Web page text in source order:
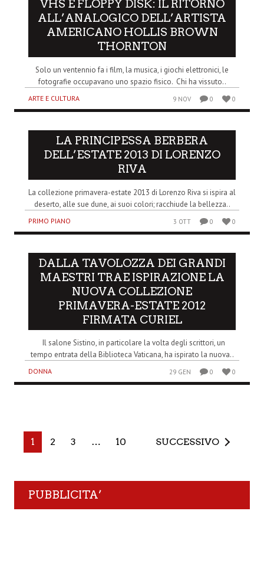
VHS E FLOPPY DISK: IL RITORNO
ALL’ANALOGICO DELL’ARTISTA
AMERICANO HOLLIS BROWN
THORNTON
Solo un ventennio fa i film, la musica, i giochi elettronici, le
fotografie occupavano uno spazio fisico. Chi ha vissuto..
ARTE E CULTURA 9 NOV 0 0
LA PRINCIPESSA BERBERA
DELL’ESTATE 2013 DI LORENZO
RIVA
La collezione primavera-estate 2013 di Lorenzo Riva si ispira al
deserto, alle sue dune, ai suoi colori; racchiude la bellezza..
PRIMO PIANO 3 OTT 0 0
DALLA TAVOLOZZA DEI GRANDI
MAESTRI TRAE ISPIRAZIONE LA
NUOVA COLLEZIONE
PRIMAVERA-ESTATE 2012
FIRMATA CURIEL
Il salone Sistino, in particolare la volta degli scrittori, un
tempo entrata della Biblioteca Vaticana, ha ispirato la nuova..
DONNA 29 GEN 0 0
1 2 3 … 10 SUCCESSIVO
PUBBLICITA’